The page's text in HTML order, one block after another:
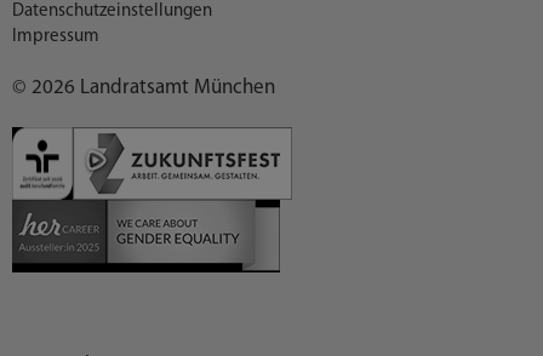
© 2026 Landratsamt München
Datenschutzeinstellungen
Impressum